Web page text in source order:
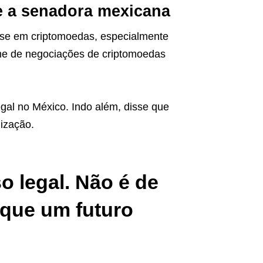
senadora mexicana
em criptomoedas, especialmente
de negociações de criptomoedas
no México. Indo além, disse que
legal. Não é de
um futuro